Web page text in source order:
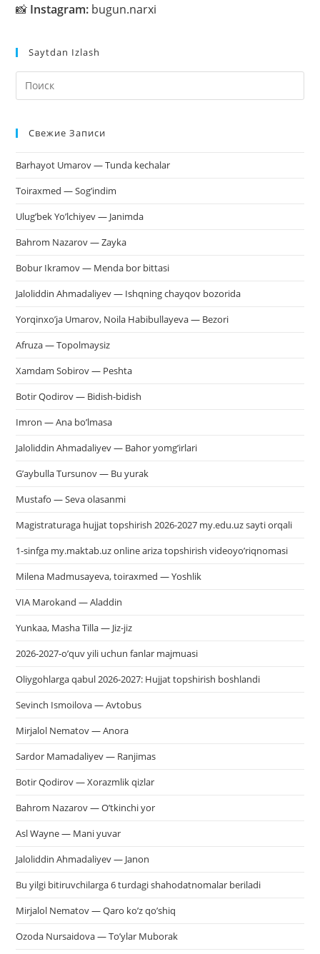
📸 Instagram: bugun.narxi
Saytdan Izlash
Свежие Записи
Barhayot Umarov — Tunda kechalar
Toiraxmed — Sog’indim
Ulug’bek Yo’lchiyev — Janimda
Bahrom Nazarov — Zayka
Bobur Ikramov — Menda bor bittasi
Jaloliddin Ahmadaliyev — Ishqning chayqov bozorida
Yorqinxo’ja Umarov, Noila Habibullayeva — Bezori
Afruza — Topolmaysiz
Xamdam Sobirov — Peshta
Botir Qodirov — Bidish-bidish
Imron — Ana bo’lmasa
Jaloliddin Ahmadaliyev — Bahor yomg’irlari
G’aybulla Tursunov — Bu yurak
Mustafo — Seva olasanmi
Magistraturaga hujjat topshirish 2026-2027 my.edu.uz sayti orqali
1-sinfga my.maktab.uz online ariza topshirish videoyo’riqnomasi
Milena Madmusayeva, toiraxmed — Yoshlik
VIA Marokand — Aladdin
Yunkaa, Masha Tilla — Jiz-jiz
2026-2027-o’quv yili uchun fanlar majmuasi
Oliygohlarga qabul 2026-2027: Hujjat topshirish boshlandi
Sevinch Ismoilova — Avtobus
Mirjalol Nematov — Anora
Sardor Mamadaliyev — Ranjimas
Botir Qodirov — Xorazmlik qizlar
Bahrom Nazarov — O’tkinchi yor
Asl Wayne — Mani yuvar
Jaloliddin Ahmadaliyev — Janon
Bu yilgi bitiruvchilarga 6 turdagi shahodatnomalar beriladi
Mirjalol Nematov — Qaro ko’z qo’shiq
Ozoda Nursaidova — To’ylar Muborak